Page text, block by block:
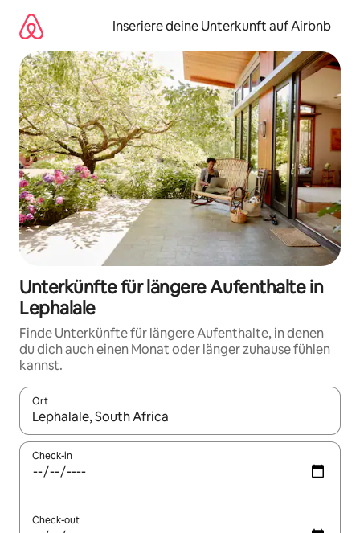
Inhalten
springen
Inseriere deine Unterkunft auf Airbnb
Unterkünfte für längere Aufenthalte in
Lephalale
Finde Unterkünfte für längere Aufenthalte, in denen
du dich auch einen Monat oder länger zuhause fühlen
kannst.
Ort
Wenn Ergebnisse verfügbar sind, navigiere mit den
Check-in
Check-out